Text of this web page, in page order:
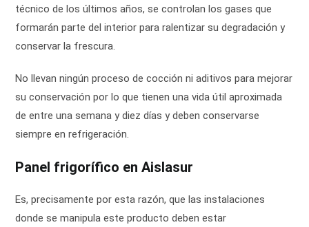
técnico de los últimos años, se controlan los gases que
formarán parte del interior para ralentizar su degradación y
conservar la frescura.
No llevan ningún proceso de cocción ni aditivos para mejorar
su conservación por lo que tienen una vida útil aproximada
de entre una semana y diez días y deben conservarse
siempre en refrigeración.
Panel frigorífico en Aislasur
Es, precisamente por esta razón, que las instalaciones
donde se manipula este producto deben estar